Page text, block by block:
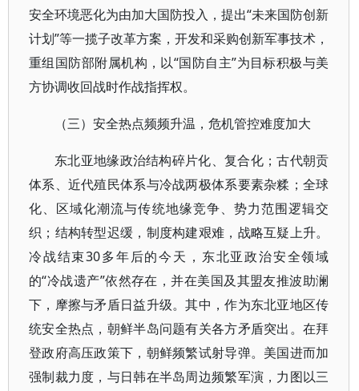
安全环境恶化为由加大国防投入，提出“未来国防创新
计划”等一揽子改革方案，开发和采购创新军事技术，
重组国防部附属机构，以“国防自主”为目标积极与美
方协调收回战时作战指挥权。
（三）安全热点频频升温，危机管控难度加大
东北亚地缘政治结构碎片化、复合化；古代朝贡
体系、近代殖民体系与冷战两极体系要素杂糅；全球
化、区域化潮流与传统地缘竞争、势力范围逻辑交
织；结构转型迟缓，制度构建艰难，战略互疑上升。
冷战结束30多年后的今天，东北亚政治安全领域
的“冷战遗产”依然存在，并在美国及其盟友推波助澜
下，摩擦与矛盾日益升级。其中，作为东北亚地区传
统安全热点，朝鲜半岛问题有关各方矛盾突出。在拜
登政府高压政策下，朝鲜频繁试射导弹。美国进而加
强制裁力度，与日韩在半岛周边频繁军演，力图以三